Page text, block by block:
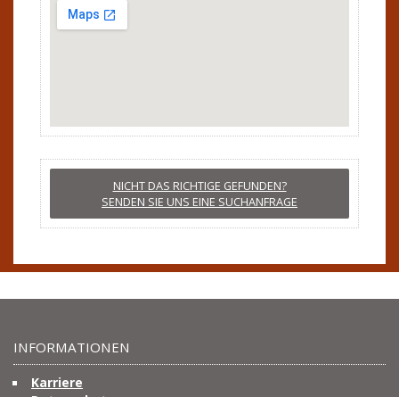
NICHT DAS RICHTIGE GEFUNDEN?
SENDEN SIE UNS EINE SUCHANFRAGE
INFORMATIONEN
Karriere